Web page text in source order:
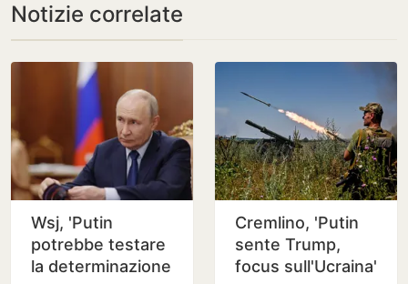
Notizie correlate
Wsj, 'Putin
potrebbe testare
la determinazione
Cremlino, 'Putin
sente Trump,
focus sull'Ucraina'